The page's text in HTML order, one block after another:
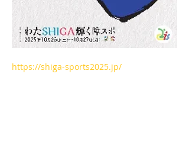
https://shiga-sports2025.jp/